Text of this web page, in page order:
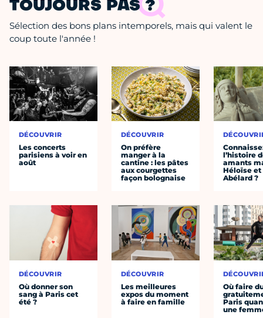
TOUJOURS PAS ?
Sélection des bons plans intemporels, mais qui valent le
coup toute l'année !
DÉCOUVRIR
Les concerts
parisiens à voir en
août
DÉCOUVRIR
Où donner son
sang à Paris cet
été ?
DÉCOUVRIR
On préfère
manger à la
cantine : les pâtes
aux courgettes
façon bolognaise
DÉCOUVRIR
Les meilleures
expos du moment
à faire en famille
l’histoire
amants
Héloïse et
Abélard ?
Où faire
Paris
une